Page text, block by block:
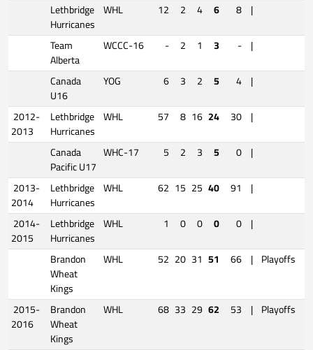
Lethbridge
Hurricanes
WHL 12 2 4 6 8 |
Team
Alberta
WCCC-16 - 2 1 3 - |
Canada
U16
YOG 6 3 2 5 4 |
2012-
2013
Lethbridge
Hurricanes
WHL 57 8 16 24 30 |
Canada
Pacific U17
WHC-17 5 2 3 5 0 |
2013-
2014
Lethbridge
Hurricanes
WHL 62 15 25 40 91
|
2014-
2015
Lethbridge
Hurricanes
WHL 1 0 0 0 0 |
Brandon
Wheat
Kings
WHL 52 20 31 51 66 | Playoffs
2015-
2016
Brandon
Wheat
Kings
WHL 68 33 29 62 53 | Playoffs